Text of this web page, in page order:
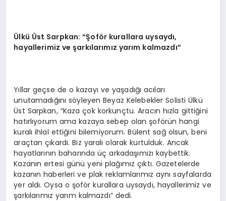
Ülkü Üst Sarpkan:“Şoför kurallara uysaydı,
hayallerimiz ve şarkılarımız yarım kalmazdı”
Yıllar geçse de o kazayı ve yaşadığı acıları
unutamadığını söyleyen Beyaz Kelebekler Solisti Ülkü
Üst Sarpkan, “Kaza çok korkunçtu. Aracın hızla gittiğini
hatırlıyorum ama kazaya sebep olan şoförün hangi
kuralı ihlal ettiğini bilemiyorum. Bülent sağ olsun, beni
araçtan çıkardı. Biz yaralı olarak kurtulduk. Ancak
hayatlarının baharında üç arkadaşımızı kaybettik.
Kazanın ertesi günü yeni plağımız çıktı. Gazetelerde
kazanın haberleri ve plak reklamlarımız aynı sayfalarda
yer aldı. Oysa o şoför kurallara uysaydı, hayallerimiz ve
şarkılarımız yarım kalmazdı” dedi.